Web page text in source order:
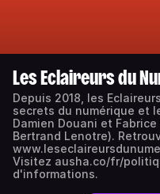
Les Eclaireurs du
Depuis 2018, les
secrets du numérique et
Damien Douani et
Bertrand Lenotre).
Visitez ausha.co/fr/
d'informations.